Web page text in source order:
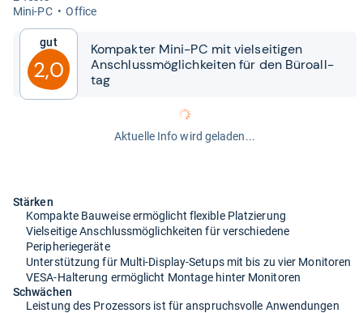
Mini-​PC
Office
Gut
2,0
Kom­pak­ter Mini-​​PC mit viel­sei­ti­gen
Anschluss­mög­lich­kei­ten für den Büroall­
tag
Aktuelle Info wird geladen...
Stärken
Kompakte Bauweise ermöglicht flexible Platzierung
Vielseitige Anschlussmöglichkeiten für verschiedene
Peripheriegeräte
Unterstützung für Multi-Display-Setups mit bis zu vier Monitoren
VESA-Halterung ermöglicht Montage hinter Monitoren
Schwächen
Leistung des Prozessors ist für anspruchsvolle Anwendungen